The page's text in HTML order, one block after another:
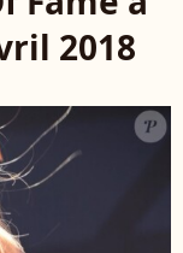
2018